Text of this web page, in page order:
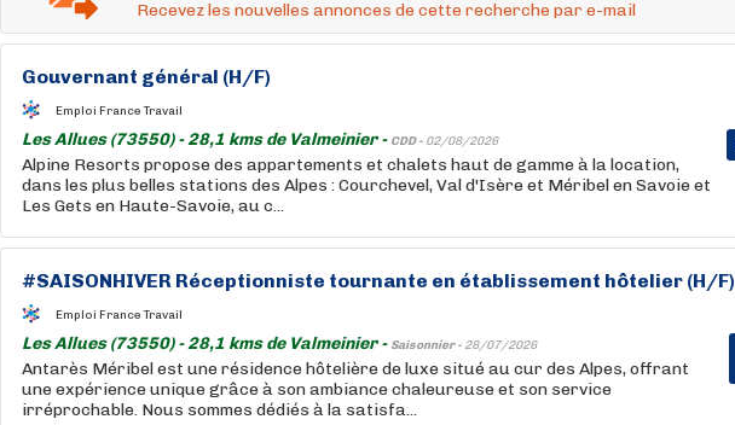
Recevez les nouvelles annonces de cette recherche par e-mail
Gouvernant général (H/F)
Emploi France Travail
Les Allues (73550) - 28,1 kms de Valmeinier - CDD - 02/08/2026
Alpine Resorts propose des appartements et chalets haut de gamme à la location,
dans les plus belles stations des Alpes : Courchevel, Val d'Isère et Méribel en Savoie et
Les Gets en Haute-Savoie, au c...
#SAISONHIVER Réceptionniste tournante en établissement hôtelier (H/F)
Emploi France Travail
Les Allues (73550) - 28,1 kms de Valmeinier - Saisonnier - 28/07/2026
Antarès Méribel est une résidence hôtelière de luxe situé au cur des Alpes, offrant
une expérience unique grâce à son ambiance chaleureuse et son service
irréprochable. Nous sommes dédiés à la satisfa...